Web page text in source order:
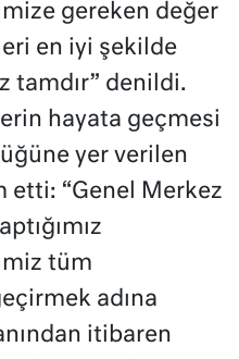
gereken değer
en iyi şekilde
tamdır” denildi.
hayata geçmesi
yer verilen
etti: “Genel Merkez
tüm
adına
itibaren